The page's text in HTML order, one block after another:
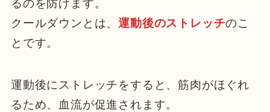
るのを防げます。
クールダウンとは、運動後のストレッチのこ
とです。
運動後にストレッチをすると、筋肉がほぐれ
るため、血流が促進されます。